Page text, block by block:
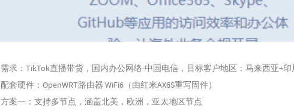
需求：TikTok直播带货，国内办公网络-中国电信，目标客户地区：马来西亚+印
配套硬件：OpenWRT路由器 WiFi6（由红米AX6S重写固件）
方案一：支持多节点，涵盖北美，欧洲，亚太地区节点